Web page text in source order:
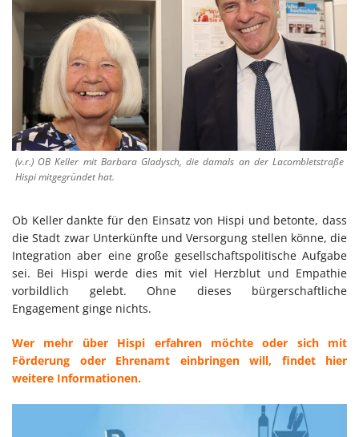
(v.r.) OB Keller mit Barbara Gladysch, die damals an der Lacombletstraße
Hispi mitgegründet hat.
Ob Keller dankte für den Einsatz von Hispi und betonte, dass
die Stadt zwar Unterkünfte und Versorgung stellen könne, die
Integration aber eine große gesellschaftspolitische Aufgabe
sei. Bei Hispi werde dies mit viel Herzblut und Empathie
vorbildlich gelebt. Ohne dieses bürgerschaftliche
Engagement ginge nichts.
Wer mehr über Hispi erfahren möchte oder sich mit
Förderung oder Ehrenamt einbringen will, findet hier
weitere Informationen.